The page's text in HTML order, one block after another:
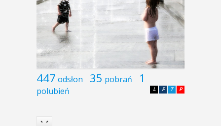
447 odsłon 35 pobrań 1
polubień P
T
F
L